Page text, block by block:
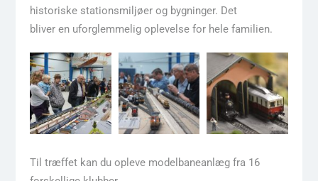
historiske stationsmiljøer og bygninger. Det
bliver en uforglemmelig oplevelse for hele familien.
Til træffet kan du opleve modelbaneanlæg fra 16